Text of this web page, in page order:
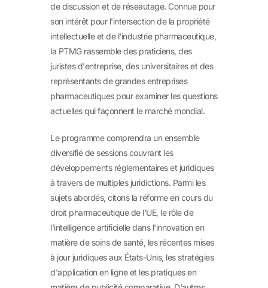
de discussion et de réseautage. Connue pour
son intérêt pour l'intersection de la propriété
intellectuelle et de l'industrie pharmaceutique,
la PTMG rassemble des praticiens, des
juristes d'entreprise, des universitaires et des
représentants de grandes entreprises
pharmaceutiques pour examiner les questions
actuelles qui façonnent le marché mondial.
Le programme comprendra un ensemble
diversifié de sessions couvrant les
développements réglementaires et juridiques
à travers de multiples juridictions. Parmi les
sujets abordés, citons la réforme en cours du
droit pharmaceutique de l'UE, le rôle de
l'intelligence artificielle dans l'innovation en
matière de soins de santé, les récentes mises
à jour juridiques aux États-Unis, les stratégies
d'application en ligne et les pratiques en